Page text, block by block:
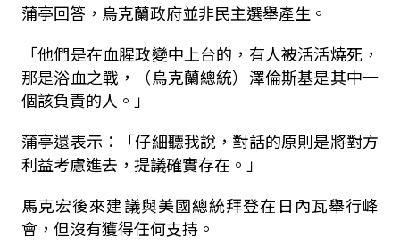
蒲亭回答，烏克蘭政府並非民主選舉產生。
「他們是在血腥政變中上台的，有人被活活燒死，
那是浴血之戰，（烏克蘭總統）澤倫斯基是其中一
個該負責的人。」
蒲亭還表示：「仔細聽我說，對話的原則是將對方
利益考慮進去，提議確實存在。」
馬克宏後來建議與美國總統拜登在日內瓦舉行峰
會，但沒有獲得任何支持。